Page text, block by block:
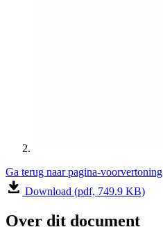
Ga terug naar pagina-voorvertoning
Download (pdf, 749.9 KB)
Over dit document